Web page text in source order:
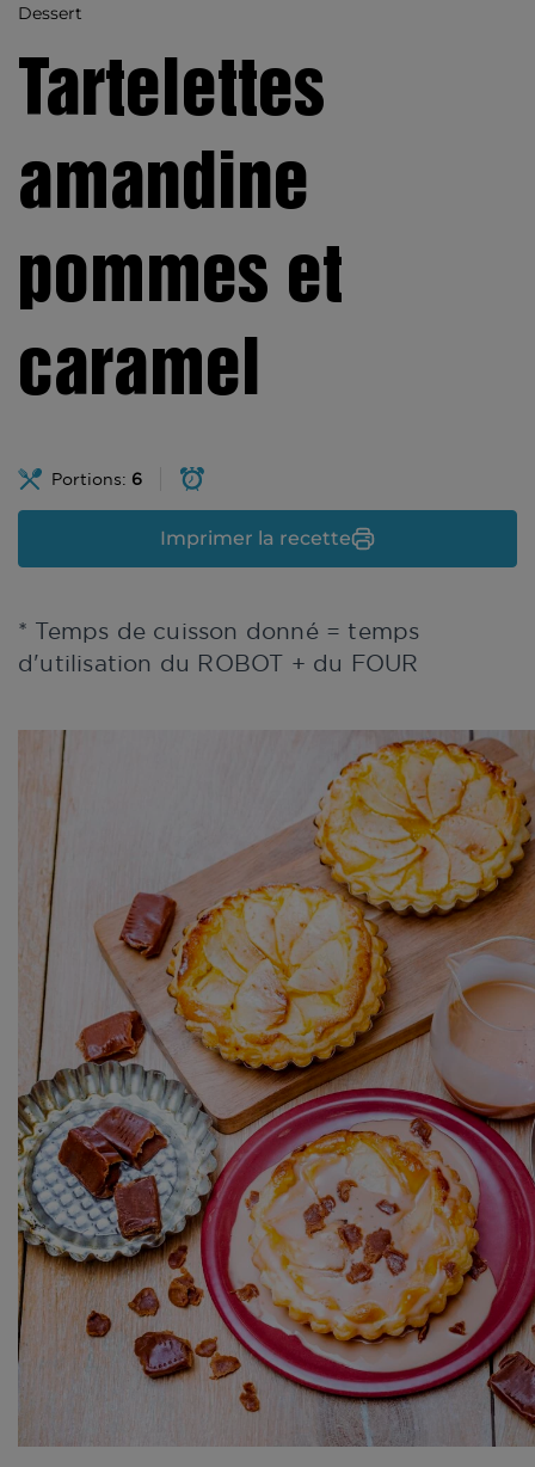
Dessert
Tartelettes
amandine
pommes et
caramel
Portions: 6
Imprimer la recette
* Temps de cuisson donné = temps
d'utilisation du ROBOT + du FOUR